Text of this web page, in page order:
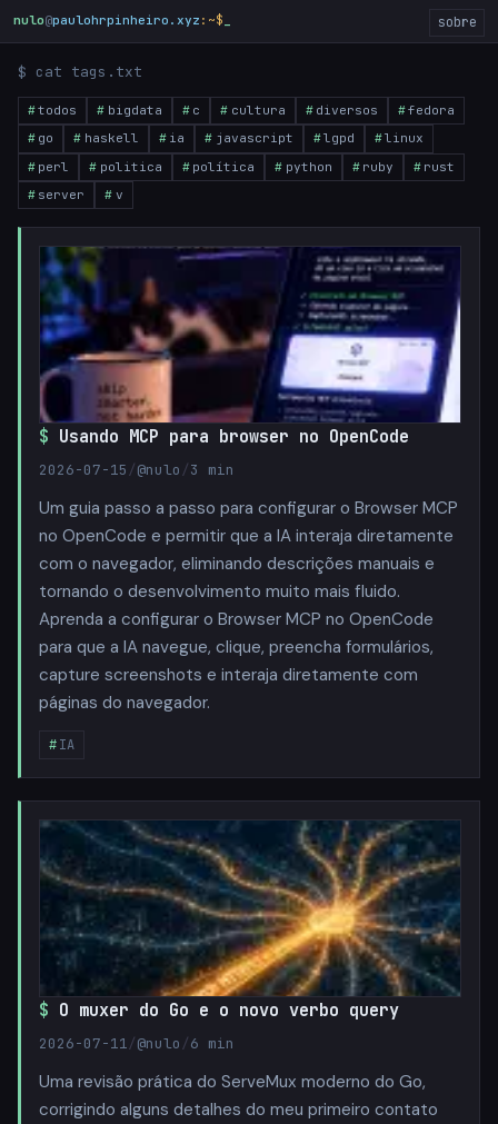
nulo@paulohrpinheiro.xyz :~$ sobre
$ cat tags.txt
todos bigdata c cultura diversos
fedora
go
haskell ia javascript lgpd
linux
perl
politica política python ruby
rust
server
v
Usando MCP para browser no OpenCode
2026-07-15 /@nulo /3 min
Um guia passo a passo para configurar o Browser MCP
no OpenCode e permitir que a IA interaja diretamente
com o navegador, eliminando descrições manuais e
tornando o desenvolvimento muito mais fluido.
Aprenda a configurar o Browser MCP no OpenCode
para que a IA navegue, clique, preencha formulários,
capture screenshots e interaja diretamente com
páginas do navegador.
IA
O muxer do Go e o novo verbo query
2026-07-11/@nulo /6 min
Uma revisão prática do ServeMux moderno do Go,
corrigindo alguns detalhes do meu primeiro contato